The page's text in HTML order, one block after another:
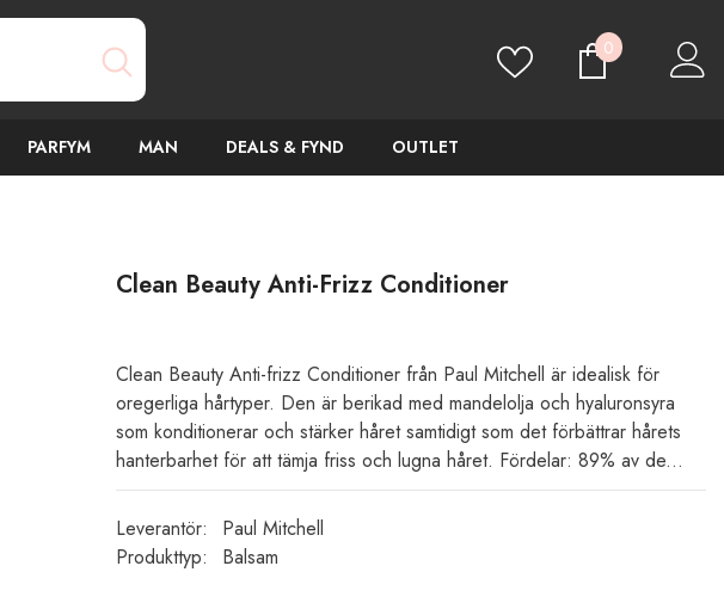
00
PARFYM MAN DEALS & FYND OUTLET
Clean Beauty Anti-Frizz Conditioner
Clean Beauty Anti-frizz Conditioner från Paul Mitchell är idealisk för
oregerliga hårtyper. Den är berikad med mandelolja och hyaluronsyra
som konditionerar och stärker håret samtidigt som det förbättrar hårets
hanterbarhet för att tämja friss och lugna håret. Fördelar: 89% av de...
Leverantör:
Paul Mitchell
Produkttyp:
Balsam